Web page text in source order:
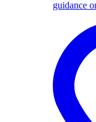
guidance